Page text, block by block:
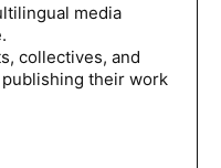
media
collectives, and
their work